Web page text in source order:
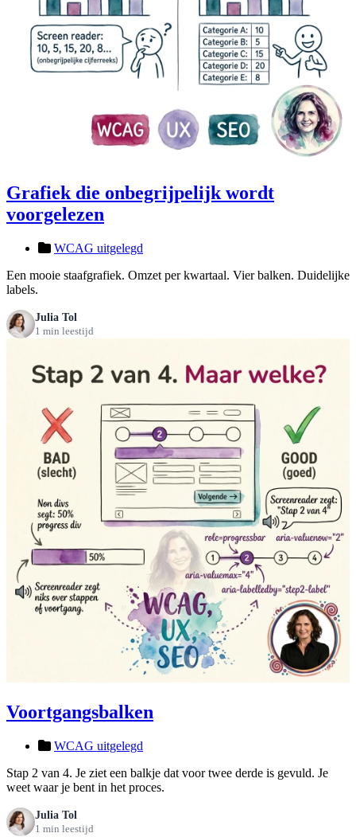
Grafiek die onbegrijpelijk wordt
voorgelezen
WCAG uitgelegd
Een mooie staafgrafiek. Omzet per kwartaal. Vier balken. Duidelijke
labels.
Julia Tol
1 min leestijd
Voortgangsbalken
WCAG uitgelegd
Stap 2 van 4. Je ziet een balkje dat voor twee derde is gevuld. Je
weet waar je bent in het proces.
Julia Tol
1 min leestijd